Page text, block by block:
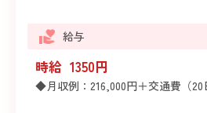
給与
時給 1350円
◆月収例：216,000円＋交通費（20